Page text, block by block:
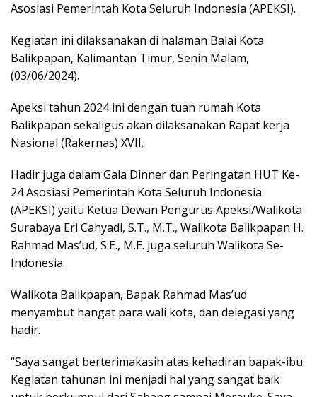
Asosiasi Pemerintah Kota Seluruh Indonesia (APEKSI).
Kegiatan ini dilaksanakan di halaman Balai Kota
Balikpapan, Kalimantan Timur, Senin Malam,
(03/06/2024).
Apeksi tahun 2024 ini dengan tuan rumah Kota
Balikpapan sekaligus akan dilaksanakan Rapat kerja
Nasional (Rakernas) XVII.
Hadir juga dalam Gala Dinner dan Peringatan HUT Ke-
24 Asosiasi Pemerintah Kota Seluruh Indonesia
(APEKSI) yaitu Ketua Dewan Pengurus Apeksi/Walikota
Surabaya Eri Cahyadi, S.T., M.T., Walikota Balikpapan H.
Rahmad Mas’ud, S.E., M.E. juga seluruh Walikota Se-
Indonesia.
Walikota Balikpapan, Bapak Rahmad Mas’ud
menyambut hangat para wali kota, dan delegasi yang
hadir.
“Saya sangat berterimakasih atas kehadiran bapak-ibu.
Kegiatan tahunan ini menjadi hal yang sangat baik